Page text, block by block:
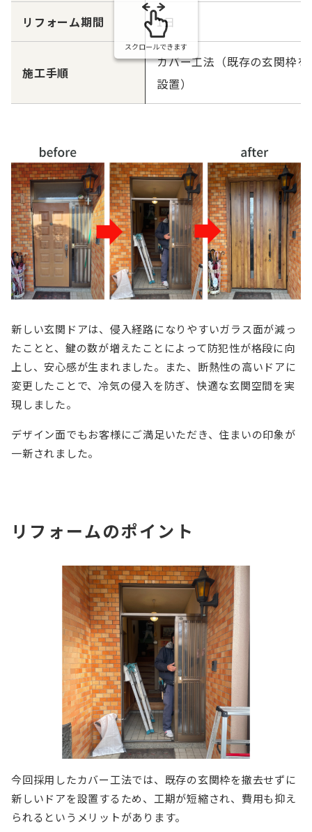
リフォーム期間 1日
施工手順
カバー工法（既存の玄関枠
設置）
スクロールできます
新しい玄関ドアは、侵入経路になりやすいガラス面が減っ
たことと、鍵の数が増えたことによって防犯性が格段に向
上し、安心感が生まれました。また、断熱性の高いドアに
変更したことで、冷気の侵入を防ぎ、快適な玄関空間を実
現しました。
デザイン面でもお客様にご満足いただき、住まいの印象が
一新されました。
リフォームのポイント
今回採用したカバー工法では、既存の玄関枠を撤去せずに
新しいドアを設置するため、工期が短縮され、費用も抑え
られるというメリットがあります。